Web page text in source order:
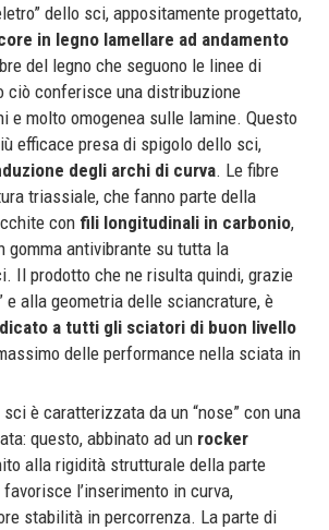
dello sci, appositamente progettato,
in legno lamellare ad andamento
del legno che seguono le linee di
ciò conferisce una distribuzione
e molto omogenea sulle lamine. Questo
efficace presa di spigolo dello sci,
degli archi di curva. Le fibre
triassiale, che fanno parte della
con fili longitudinali in carbonio,
gomma antivibrante su tutta la
Il prodotto che ne risulta quindi, grazie
e alla geometria delle sciancrature, è
a tutti gli sciatori di buon livello
delle performance nella sciata in
è caratterizzata da un “nose” con una
questo, abbinato ad un rocker
alla rigidità strutturale della parte
l’inserimento in curva,
stabilità in percorrenza. La parte di